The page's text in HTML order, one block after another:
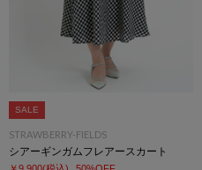
SALE
STRAWBERRY-FIELDS
シアーギンガムフレアースカート